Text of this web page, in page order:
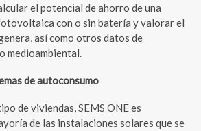
el potencial de ahorro de una
con o sin batería y valorar el
así como otros datos de
medioambiental.
de autoconsumo
de viviendas, SEMS ONE es
de las instalaciones solares que se